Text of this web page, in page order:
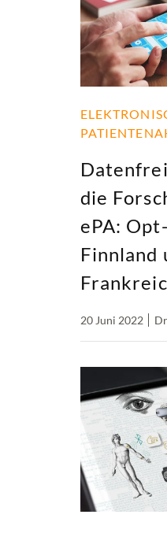
die
ePA:
Finnland
20 Juni 2022